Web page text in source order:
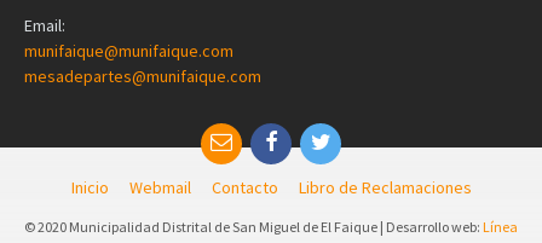
Email:
munifaique@munifaique.com
mesadepartes@munifaique.com
Inicio Webmail Contacto Libro de Reclamaciones
© 2020 Municipalidad Distrital de San Miguel de El Faique | Desarrollo web: Línea